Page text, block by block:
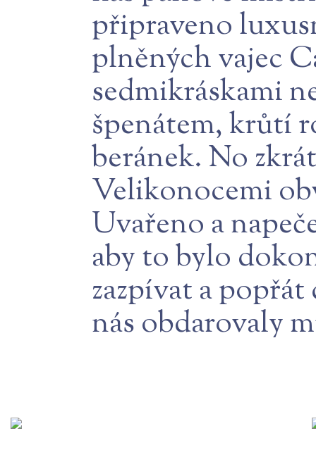
připraveno
plněných vajec
sedmikráskami
špenátem, krůtí
beránek. No
Velikonocemi
Uvařeno a
aby to bylo
zazpívat a
nás obdarovaly